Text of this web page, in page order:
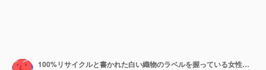
100%リサイクルと書かれた白い織物のラベルを握っている女性の手